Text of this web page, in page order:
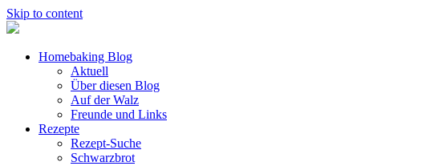
Skip to content
Homebaking Blog
Aktuell
Über diesen Blog
Auf der Walz
Freunde und Links
Rezepte
Rezept-Suche
Schwarzbrot